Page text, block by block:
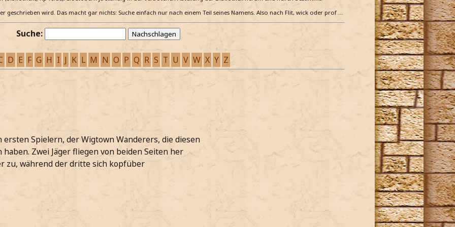
geschrieben wird. Das macht gar nichts: Suche einfach nur nach einem Teil seines Namens. Also nach Flit, wick oder prof …
Suche:
D E F G H I J K L M N O P Q R S T U V W X Y Z
ersten Spielern, der Wigtown Wanderers, die diesen
Zwei Jäger fliegen von beiden Seiten her
zu, während der dritte sich kopfüber